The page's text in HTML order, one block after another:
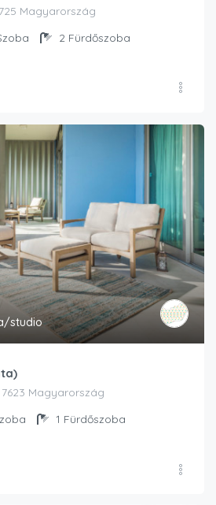
Magyarország
2 Fürdőszoba
studio
Magyarország
1 Fürdőszoba